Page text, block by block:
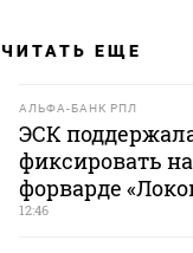
ЧИТАТЬ ЕЩЕ
АЛЬФА-БАНК РПЛ
ЭСК
фиксировать
форварде
12:46